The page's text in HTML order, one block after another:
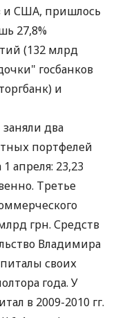
и США, пришлось
27,8%
(132 млрд
госбанков
и
два
портфелей
апреля: 23,23
Третье
грн. Средств
Владимира
своих
года. У
в 2009-2010 гг.